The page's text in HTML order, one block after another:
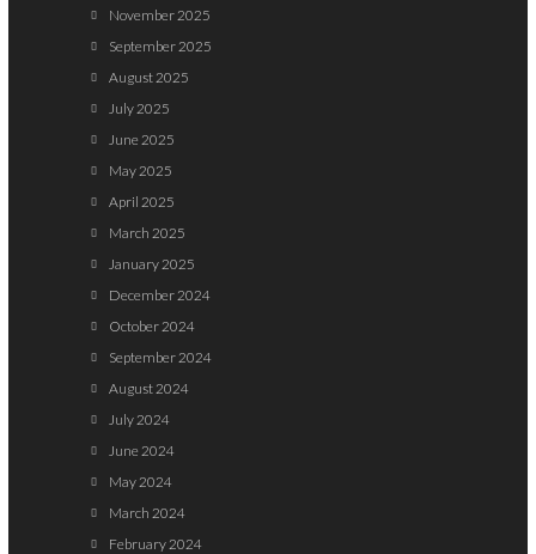
November 2025
September 2025
August 2025
July 2025
June 2025
May 2025
April 2025
March 2025
January 2025
December 2024
October 2024
September 2024
August 2024
July 2024
June 2024
May 2024
March 2024
February 2024